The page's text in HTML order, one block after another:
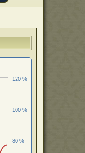
80 %
100 %
120 %